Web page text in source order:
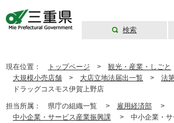
検索
現在位置： トップページ > 観光・産業・しごと
大規模小売店舗 > 大店立地法届出一覧 > 法
ドラッグコスモス伊賀上野店
担当所属： 県庁の組織一覧 > 雇用経済部 >
中小企業・サービス産業振興課 > 中小企業・